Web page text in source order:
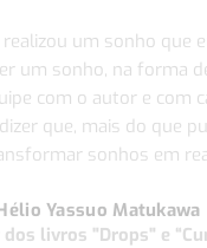
um sonho que
um sonho, na forma
com o autor e com
que, mais do que
sonhos em
Yassuo Matukawa
livros "Drops" e